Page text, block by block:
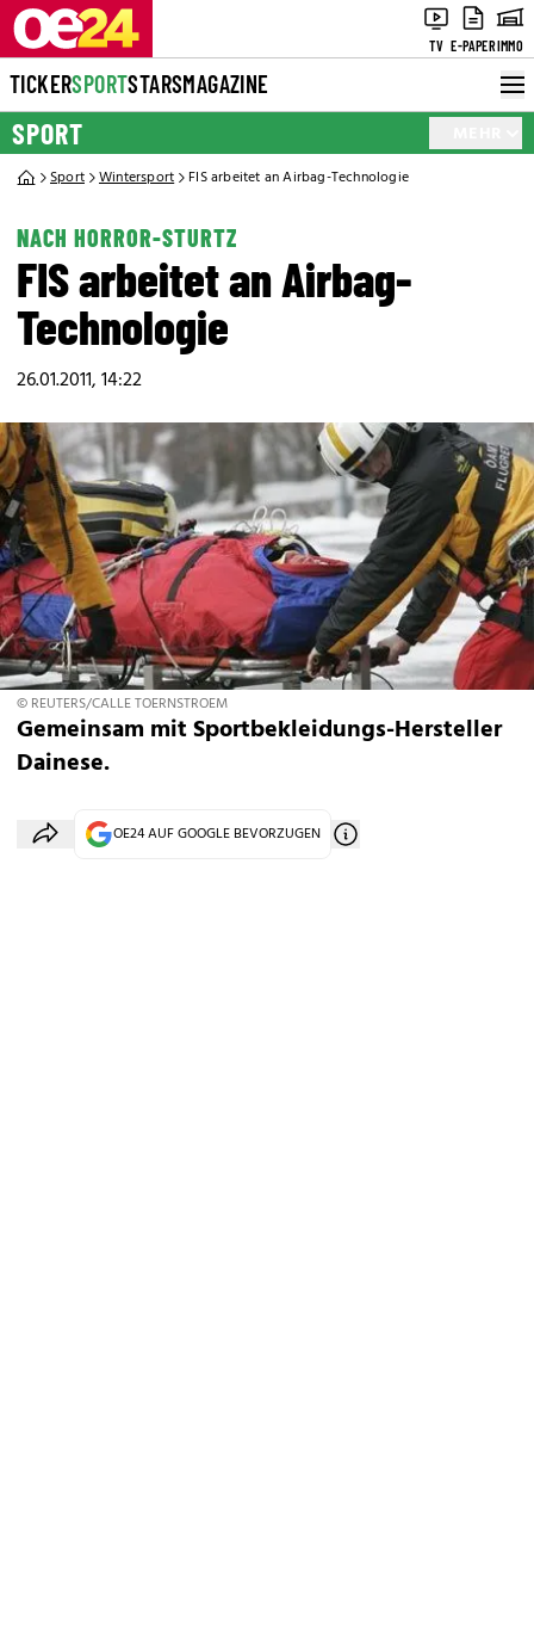
TV E-PAPERIMMO
TICKERSPORTSTARSMAGAZINE
SPORT
Sport Wintersport FIS arbeitet an Airbag-Technologie
NACH HORROR-STURTZ
FIS arbeitet an Airbag-
Technologie
26.01.2011, 14:22
© REUTERS/CALLE TOERNSTROEM
Gemeinsam mit Sportbekleidungs-Hersteller
Dainese.
OE24 AUF GOOGLE BEVORZUGEN